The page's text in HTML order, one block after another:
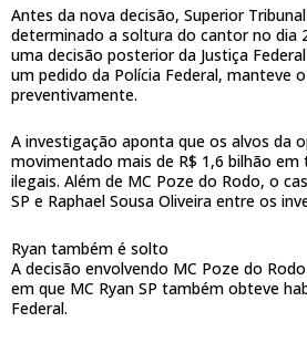
Antes da nova decisão, Superior
determinado a soltura do cantor no dia
uma decisão posterior da Justiça
um pedido da Polícia Federal, manteve
preventivamente.
A investigação aponta que os alvos da
movimentado mais de R$ 1,6 bilhão em
ilegais. Além de MC Poze do Rodo, o
SP e Raphael Sousa Oliveira entre os
Ryan também é solto
A decisão envolvendo MC Poze do
em que MC Ryan SP também obteve
Federal.